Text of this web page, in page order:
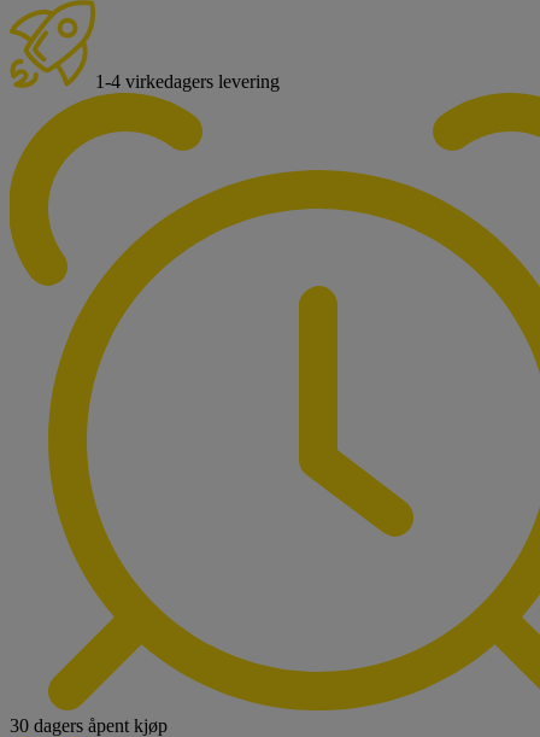
1-4 virkedagers levering
30 dagers åpent kjøp